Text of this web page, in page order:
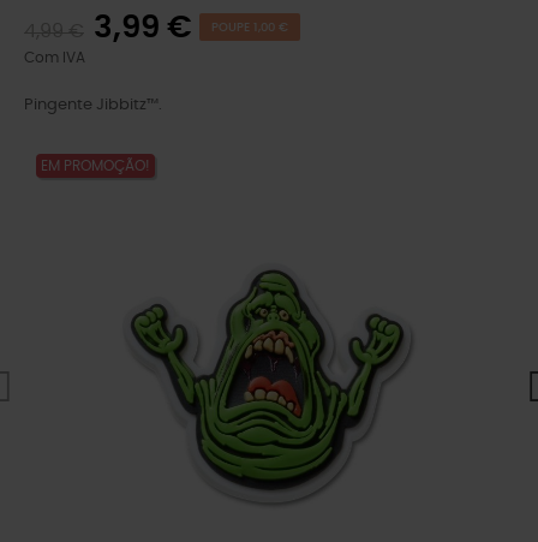
3,99 € POUPE 1,00 €
Com IVA
Pingente Jibbitz™.
EM PROMOÇÃO!